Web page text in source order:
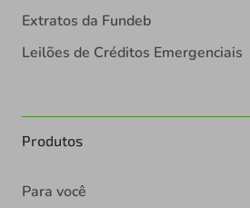
Extratos da Fundeb
Leilões de Créditos Emergenciais
Produtos
Para você